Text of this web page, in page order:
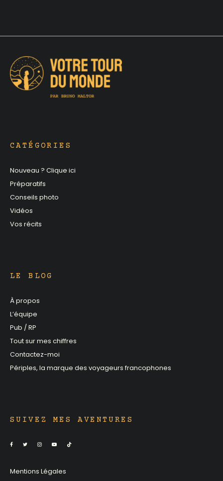
CATÉGORIES
Nouveau ? Clique ici
Préparatifs
Conseils photo
Vidéos
Vos récits
LE BLOG
À propos
L’équipe
Pub / RP
Tout sur mes chiffres
Contactez-moi
Périples, la marque des voyageurs francophones
SUIVEZ MES AVENTURES
Mentions Légales